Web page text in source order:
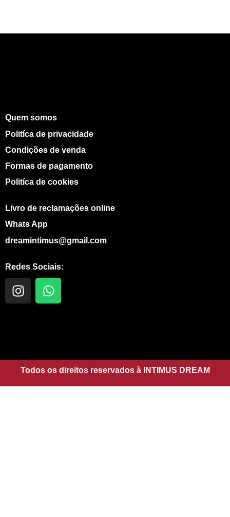
Quem somos
Politíca de privacidade
Condições de venda
Formas de pagamento
Politíca de cookies
Livro de reclamações online
Whats App
dreamintimus@gmail.com
Redes Sociais:
I
n
r
a
m
W
h
p
p
Todos os direitos reservados à INTIMUS DREAM